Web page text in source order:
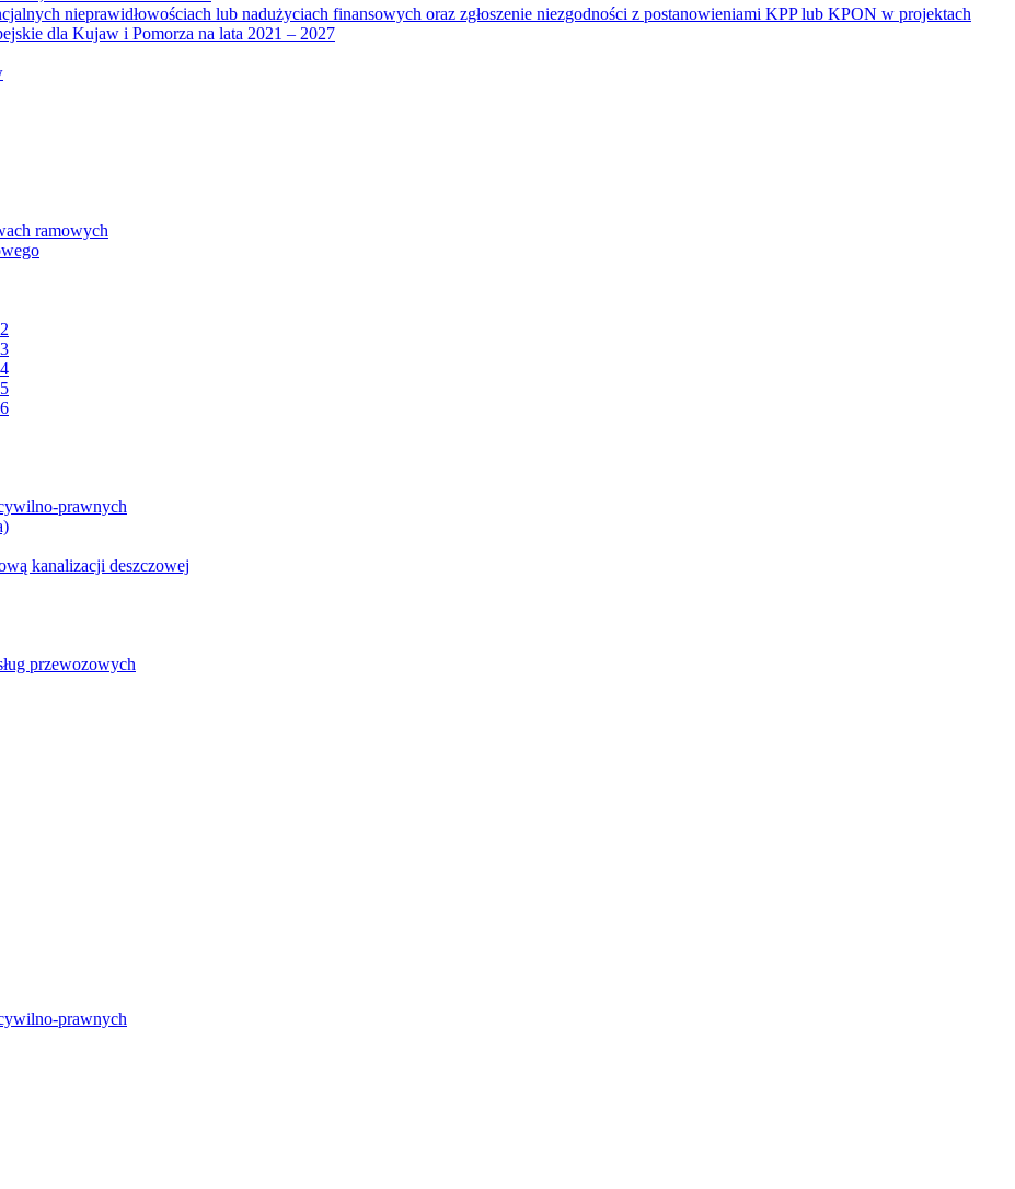
nieprawidłowościach lub nadużyciach finansowych oraz zgłoszenie niezgodności z postanowieniami KPP lub KPON w projektach
dla Kujaw i Pomorza na lata 2021 – 2027
ramowych
prawnych
kanalizacji deszczowej
przewozowych
prawnych